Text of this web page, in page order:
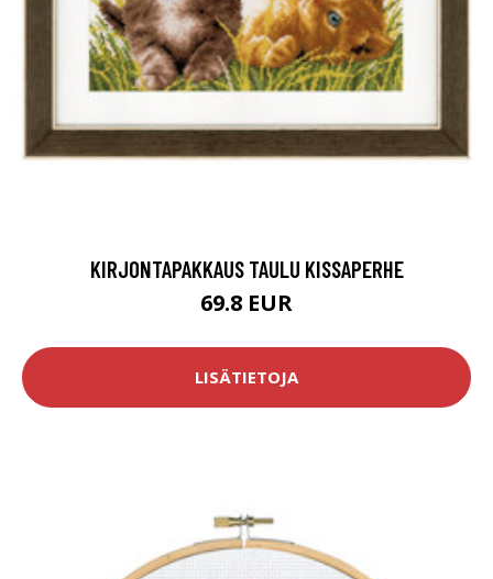
KIRJONTAPAKKAUS TAULU KISSAPERHE
69.8 EUR
LISÄTIETOJA